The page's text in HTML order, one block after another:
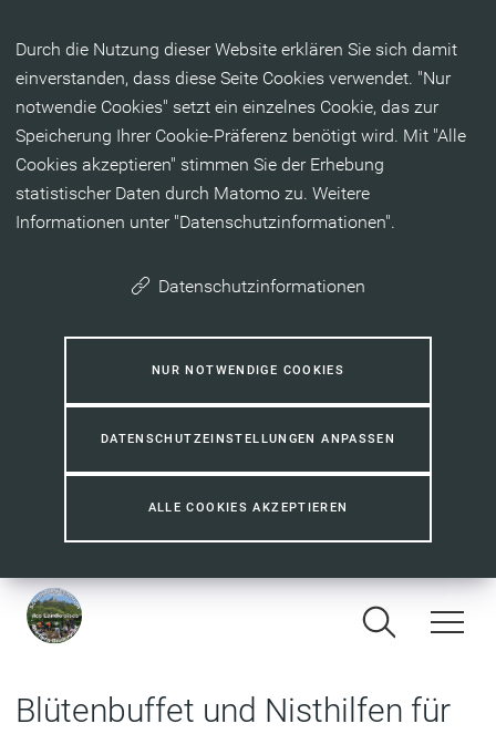
Durch die Nutzung dieser Website erklären Sie sich damit
einverstanden, dass diese Seite Cookies verwendet. "Nur
notwendie Cookies" setzt ein einzelnes Cookie, das zur
Speicherung Ihrer Cookie-Präferenz benötigt wird. Mit "Alle
Cookies akzeptieren" stimmen Sie der Erhebung
statistischer Daten durch Matomo zu. Weitere
Informationen unter "Datenschutzinformationen".
Datenschutzinformationen
NUR NOTWENDIGE COOKIES
DATENSCHUTZEINSTELLUNGEN ANPASSEN
ALLE COOKIES AKZEPTIEREN
Blütenbuffet und Nisthilfen für